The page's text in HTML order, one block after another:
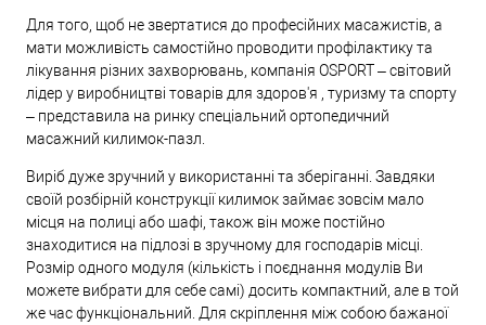
Для того, щоб не звертатися до професійних масажистів, а
мати можливість самостійно проводити профілактику та
лікування різних захворювань, компанія OSPORT – світовий
лідер у виробництві товарів для здоров'я , туризму та спорту
‒ представила на ринку спеціальний ортопедичний
масажний килимок-пазл.
Виріб дуже зручний у використанні та зберіганні. Завдяки
своїй розбірній конструкції килимок займає зовсім мало
місця на полиці або шафі, також він може постійно
знаходитися на підлозі в зручному для господарів місці.
Розмір одного модуля (кількість і поєднання модулів Ви
можете вибрати для себе самі) досить компактний, але в той
же час функціональний. Для скріплення між собою бажаної